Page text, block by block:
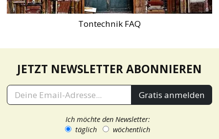
Tontechnik FAQ
JETZT NEWSLETTER ABONNIEREN
Gratis anmelden
Ich möchte den Newsletter:
täglich
wöchentlich